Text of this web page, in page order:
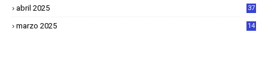
abril 2025
37
marzo 2025
14